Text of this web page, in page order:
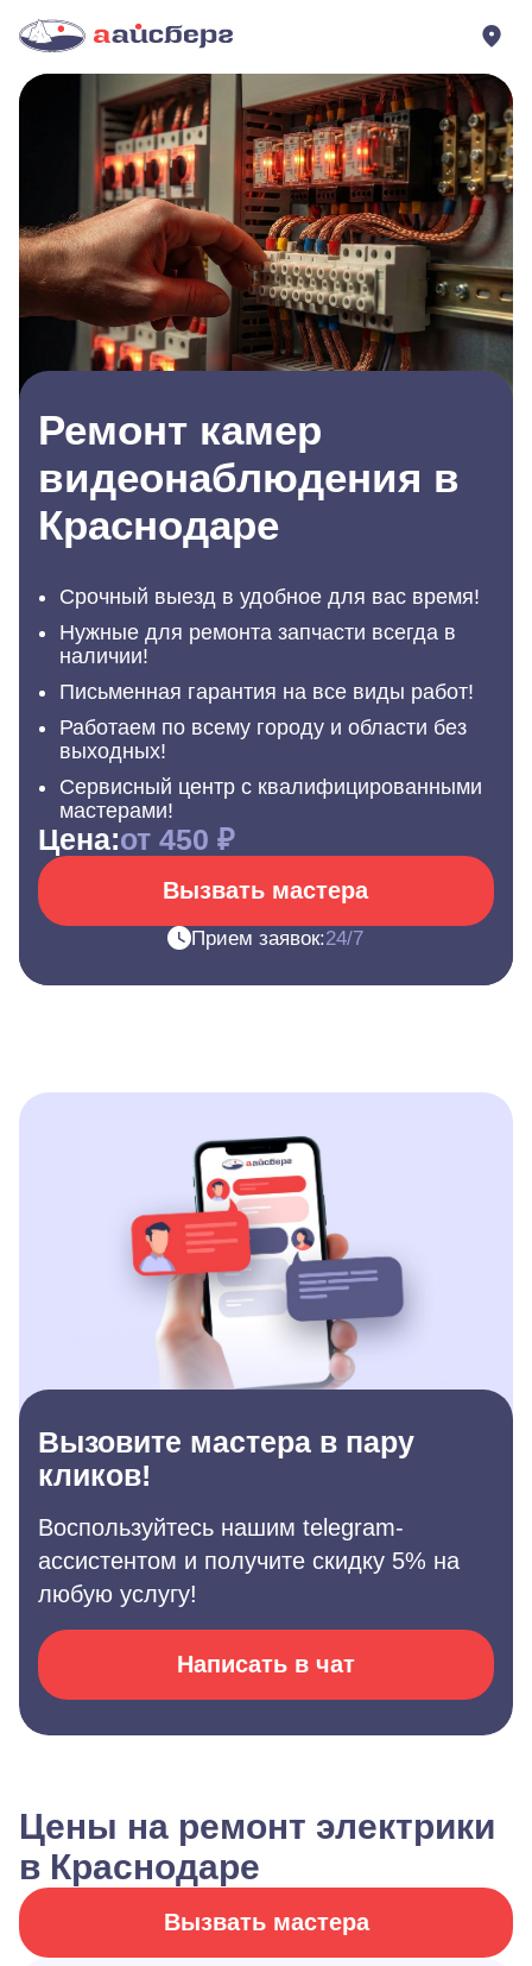
Ремонт камер
видеонаблюдения в
Краснодаре
Срочный выезд в удобное для вас время!
Нужные для ремонта запчасти всегда в
наличии!
Письменная гарантия на все виды работ!
Работаем по всему городу и области без
выходных!
Сервисный центр с квалифицированными
мастерами!
Цена:от 450 ₽
Вызвать мастера
Прием заявок:24/7
Вызовите мастера в пару
кликов!
Воспользуйтесь нашим telegram-
ассистентом и получите скидку 5% на
любую услугу!
Написать в чат
Цены на ремонт электрики
в Краснодаре
Вызвать мастера